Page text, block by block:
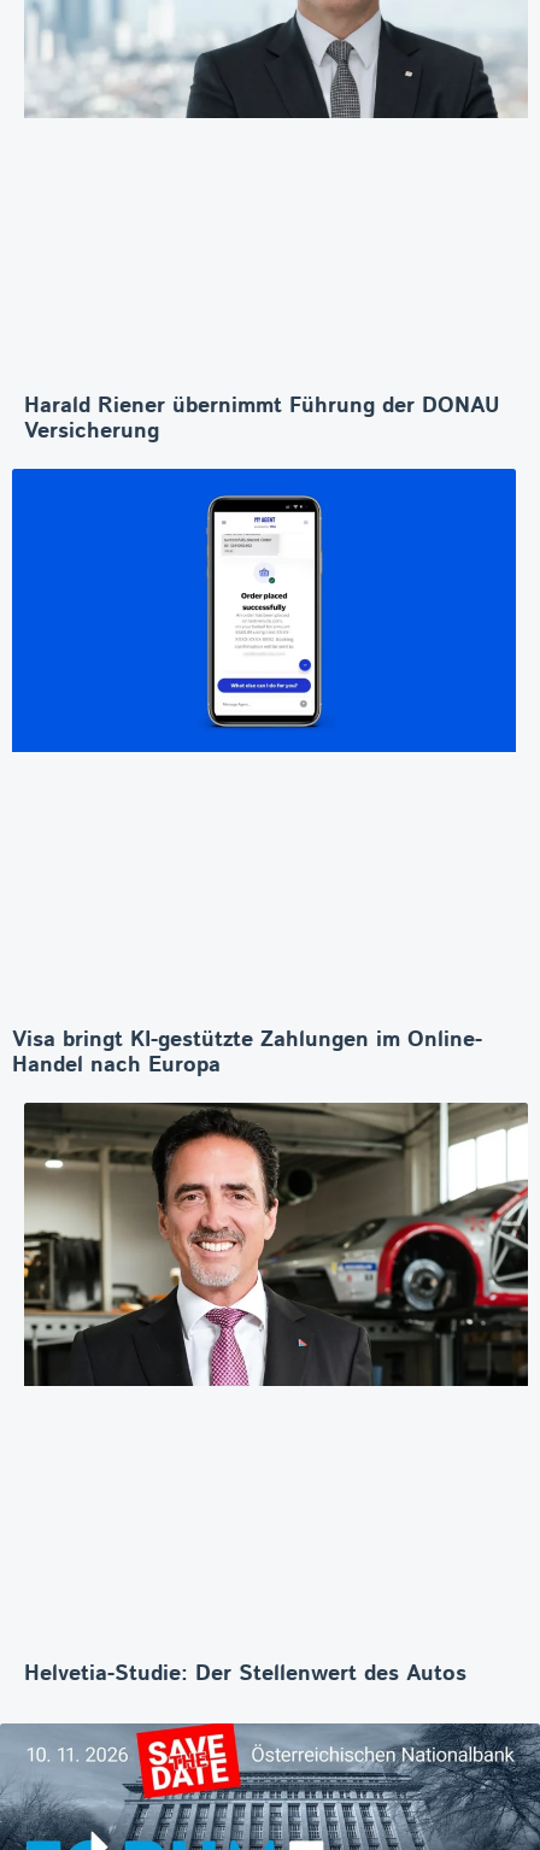
Harald Riener übernimmt Führung der DONAU
Versicherung
Visa bringt KI-gestützte Zahlungen im Online-
Handel nach Europa
Helvetia-Studie: Der Stellenwert des Autos